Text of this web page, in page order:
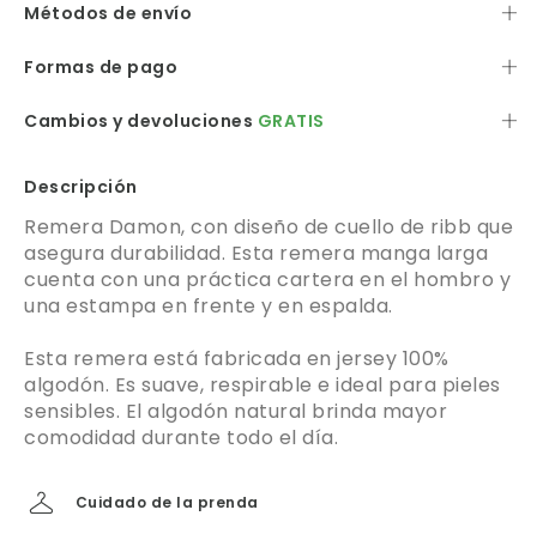
Métodos de envío
Formas de pago
Cambios y devoluciones GRATIS
Descripción
Remera Damon, con diseño de cuello de ribb que
asegura durabilidad. Esta remera manga larga
cuenta con una práctica cartera en el hombro y
una estampa en frente y en espalda.
Esta remera está fabricada en jersey 100%
algodón. Es suave, respirable e ideal para pieles
sensibles. El algodón natural brinda mayor
comodidad durante todo el día.
Cuidado de la prenda